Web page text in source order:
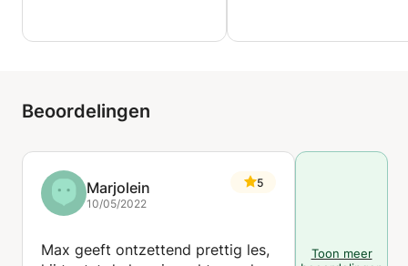
Beoordelingen
Marjolein
10/05/2022
5
Max geeft ontzettend prettig les,
Toon meer